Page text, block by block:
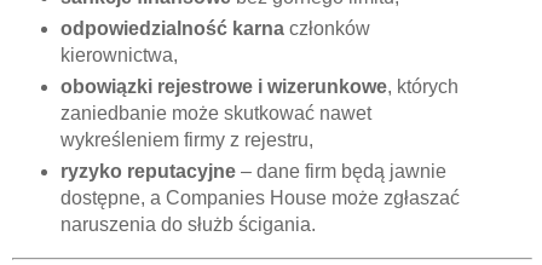
odpowiedzialność karnaczłonków
kierownictwa,
obowiązki rejestrowe i wizerunkowe, których
zaniedbanie może skutkować nawet
wykreśleniem firmy z rejestru,
ryzyko reputacyjne– dane firm będą jawnie
dostępne, a Companies House może zgłaszać
naruszenia do służb ścigania.